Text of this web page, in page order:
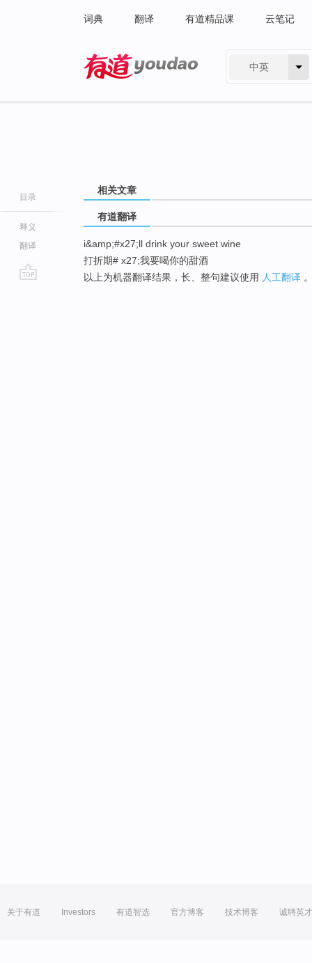
词典 翻译 有道精品课 云笔记
中英
目录
释义
翻译
相关文章
有道翻译
i&amp;#x27;ll drink your sweet wine
打折期# x27;我要喝你的甜酒
以上为机器翻译结果，长、整句建议使用 人工翻译
关于有道 Investors 有道智选 官方博客 技术博客 诚聘英才